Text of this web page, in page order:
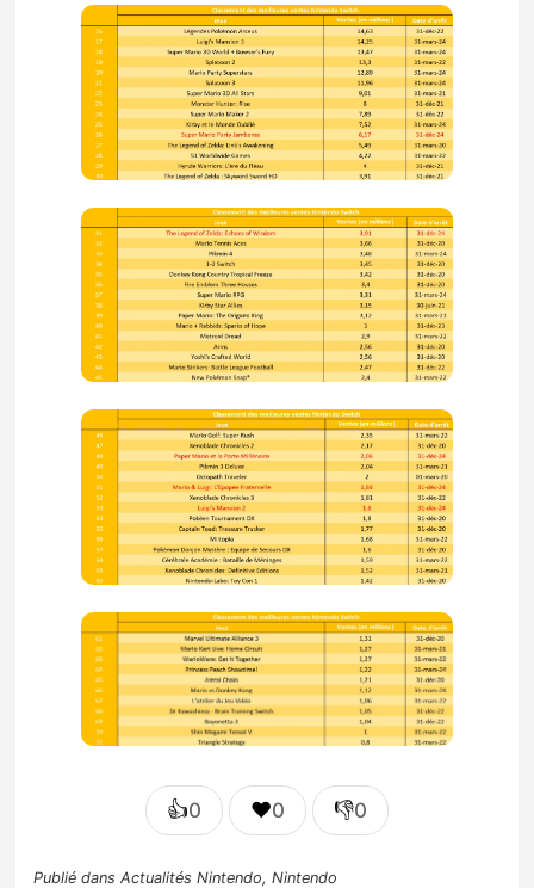
👍0 ❤️0 👎0
Publié dansActualités Nintendo,Nintendo